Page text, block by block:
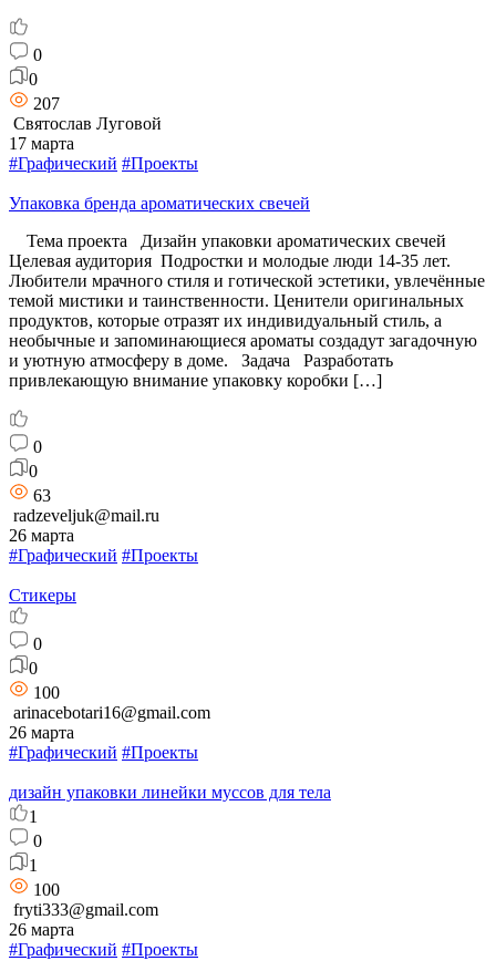
0
0
207
Святослав Луговой
17 марта
#Графический #Проекты
Упаковка бренда ароматических свечей
Тема проекта Дизайн упаковки ароматических свечей
Целевая аудитория Подростки и молодые люди 14-35 лет.
Любители мрачного стиля и готической эстетики, увлечённые
темой мистики и таинственности. Ценители оригинальных
продуктов, которые отразят их индивидуальный стиль, а
необычные и запоминающиеся ароматы создадут загадочную
и уютную атмосферу в доме. Задача Разработать
привлекающую внимание упаковку коробки […]
0
0
63
radzeveljuk@mail.ru
26 марта
#Графический #Проекты
Стикеры
0
0
100
arinacebotari16@gmail.com
26 марта
#Графический #Проекты
дизайн упаковки линейки муссов для тела
1
0
1
100
fryti333@gmail.com
26 марта
#Графический #Проекты